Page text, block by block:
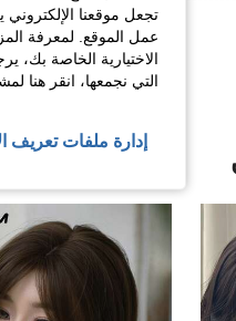
عرض المزيد من
تجعل موقعنا
عمل الموقع. لمعرفة
الاختيارية الخاصة بك،
التي نجمعها، انقر هنا
إدارة ملفات تعريف